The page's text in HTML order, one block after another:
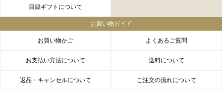
目録ギフトについて
お買い物ガイド
お買い物かご よくあるご質問
お支払い方法について 送料について
返品・キャンセルについて ご注文の流れについて